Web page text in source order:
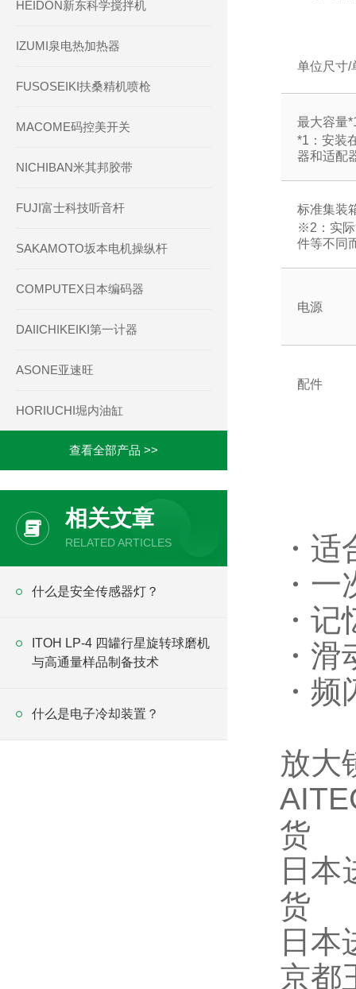
单位尺寸/
最大容量
*1：安装
器和适配
标准集装
※2：实际
件等不同
电源
配件
・ 适
・
・
・
・
放大
货
日
货
日本
京都
HEIDON新东科学搅拌机
IZUMI泉电热加热器
FUSOSEIKI扶桑精机喷枪
MACOME码控美开关
NICHIBAN米其邦胶带
FUJI富士科技听音杆
SAKAMOTO坂本电机操纵杆
COMPUTEX日本编码器
DAIICHIKEIKI第一计器
ASONE亚速旺
HORIUCHI堀内油缸
查看全部产品 >>
相关文章
RELATED ARTICLES
什么是安全传感器灯？
ITOH LP-4 四罐行星旋转球磨机
与高通量样品制备技术
什么是电子冷却装置？